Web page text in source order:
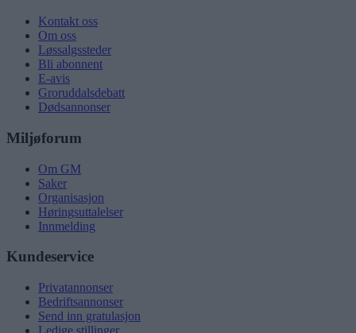
Kontakt oss
Om oss
Løssalgssteder
Bli abonnent
E-avis
Groruddalsdebatt
Dødsannonser
Miljøforum
Om GM
Saker
Organisasjon
Høringsuttalelser
Innmelding
Kundeservice
Privatannonser
Bedriftsannonser
Send inn gratulasjon
Ledige stillinger